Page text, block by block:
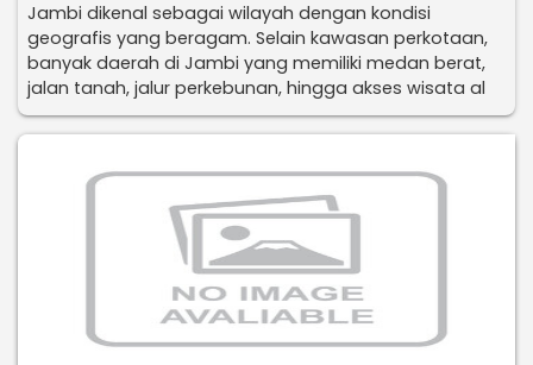
Jambi dikenal sebagai wilayah dengan kondisi
geografis yang beragam. Selain kawasan perkotaan,
banyak daerah di Jambi yang memiliki medan berat,
jalan tanah, jalur perkebunan, hingga akses wisata al